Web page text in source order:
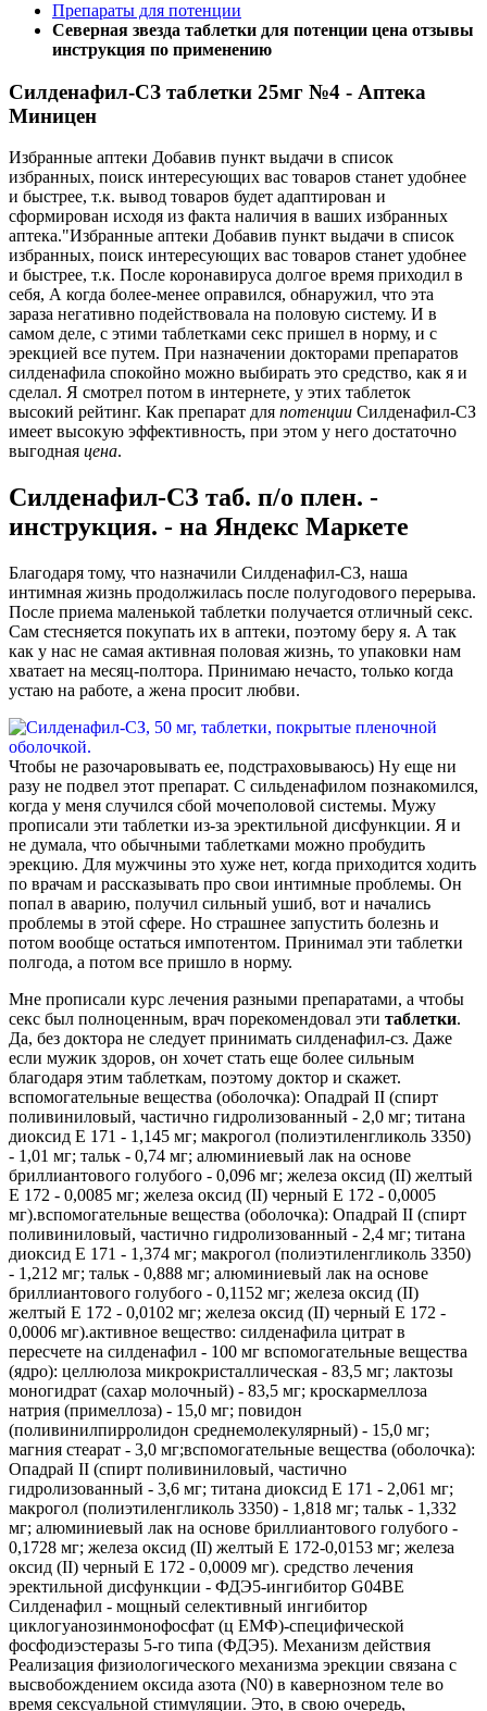
Препараты для потенции
Северная звезда таблетки для потенции цена отзывы
инструкция по применению
Силденафил-СЗ таблетки 25мг №4 - Аптека
Миницен
Избранные аптеки Добавив пункт выдачи в список
избранных, поиск интересующих вас товаров станет удобнее
и быстрее, т.к. вывод товаров будет адаптирован и
сформирован исходя из факта наличия в ваших избранных
аптека."Избранные аптеки Добавив пункт выдачи в список
избранных, поиск интересующих вас товаров станет удобнее
и быстрее, т.к. После коронавируса долгое время приходил в
себя, А когда более-менее оправился, обнаружил, что эта
зараза негативно подействовала на половую систему. И в
самом деле, с этими таблетками секс пришел в норму, и с
эрекцией все путем. При назначении докторами препаратов
силденафила спокойно можно выбирать это средство, как я и
сделал. Я смотрел потом в интернете, у этих таблеток
высокий рейтинг. Как препарат для потенции Силденафил-СЗ
имеет высокую эффективность, при этом у него достаточно
выгодная цена.
Силденафил-СЗ таб. п/о плен. -
инструкция. - на Яндекс Маркете
Благодаря тому, что назначили Силденафил-СЗ, наша
интимная жизнь продолжилась после полугодового перерыва.
После приема маленькой таблетки получается отличный секс.
Сам стесняется покупать их в аптеки, поэтому беру я. А так
как у нас не самая активная половая жизнь, то упаковки нам
хватает на месяц-полтора. Принимаю нечасто, только когда
устаю на работе, а жена просит любви.
Чтобы не разочаровывать ее, подстраховываюсь) Ну еще ни
разу не подвел этот препарат. С сильденафилом познакомился,
когда у меня случился сбой мочеполовой системы. Мужу
прописали эти таблетки из-за эректильной дисфункции. Я и
не думала, что обычными таблетками можно пробудить
эрекцию. Для мужчины это хуже нет, когда приходится ходить
по врачам и рассказывать про свои интимные проблемы. Он
попал в аварию, получил сильный ушиб, вот и начались
проблемы в этой сфере. Но страшнее запустить болезнь и
потом вообще остаться импотентом. Принимал эти таблетки
полгода, а потом все пришло в норму.
Мне прописали курс лечения разными препаратами, а чтобы
секс был полноценным, врач порекомендовал эти таблетки.
Да, без доктора не следует принимать силденафил-сз. Даже
если мужик здоров, он хочет стать еще более сильным
благодаря этим таблеткам, поэтому доктор и скажет.
вспомогательные вещества (оболочка): Опадрай II (спирт
поливиниловый, частично гидролизованный - 2,0 мг; титана
диоксид Е 171 - 1,145 мг; макрогол (полиэтиленгликоль 3350)
- 1,01 мг; тальк - 0,74 мг; алюминиевый лак на основе
бриллиантового голубого - 0,096 мг; железа оксид (II) желтый
Е 172 - 0,0085 мг; железа оксид (II) черный Е 172 - 0,0005
мг).вспомогательные вещества (оболочка): Опадрай II (спирт
поливиниловый, частично гидролизованный - 2,4 мг; титана
диоксид Е 171 - 1,374 мг; макрогол (полиэтиленгликоль 3350)
- 1,212 мг; тальк - 0,888 мг; алюмини­евый лак на основе
бриллиантового голубого - 0,1152 мг; железа оксид (II)
желтый Е 172 - 0,0102 мг; железа оксид (II) черный Е 172 -
0,0006 мг).активное вещество: силденафила цитрат в
пересчете на силденафил - 100 мг вспомогательные вещества
(ядро): целлюлоза микрокристаллическая - 83,5 мг; лактозы
моногидрат (сахар молочный) - 83,5 мг; кроскармеллоза
натрия (примеллоза) - 15,0 мг; повидон
(поливинилпирролидон среднемоле­кулярный) - 15,0 мг;
магния стеарат - 3,0 мг;вспомогательные вещества (оболочка):
Опадрай II (спирт поливиниловый, частично
гидролизованный - 3,6 мг; титана диоксид Е 171 - 2,061 мг;
макрогол (полиэтиленгликоль 3350) - 1,818 мг; тальк - 1,332
мг; алюмини­евый лак на основе бриллиантового голубого -
0,1728 мг; железа оксид (II) желтый Е 172-0,0153 мг; железа
оксид (II) черный Е 172 - 0,0009 мг). средство лечения
эректильной дисфункции - ФДЭ5-ингибитор G04BE
Силденафил - мощный селективный ингибитор
циклогуанозинмонофосфат (ц ЕМФ)-специфической
фосфодиэстеразы 5-го типа (ФДЭ5). Механизм действия
Реализация физиологического механизма эрекции связана с
высвобождением оксида азота (N0) в кавернозном теле во
время сексуальной стимуляции. Это, в свою очередь,